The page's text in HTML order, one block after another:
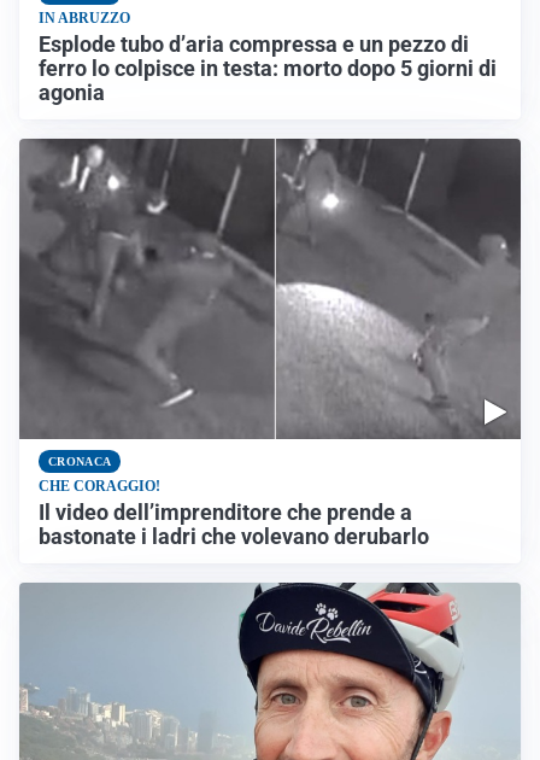
IN ABRUZZO
Esplode tubo d’aria compressa e un pezzo di
ferro lo colpisce in testa: morto dopo 5 giorni di
agonia
CRONACA
CHE CORAGGIO!
Il video dell’imprenditore che prende a
bastonate i ladri che volevano derubarlo